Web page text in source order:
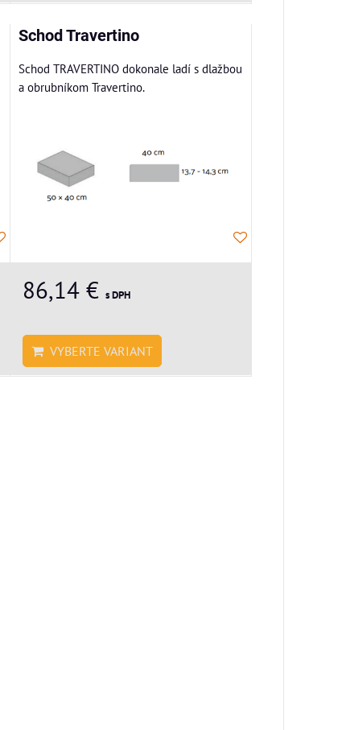
Schod Travertino
Schod TRAVERTINO dokonale ladí s dlažbou
a obrubníkom Travertino.
86,14 €s DPH
VYBERTE VARIANT